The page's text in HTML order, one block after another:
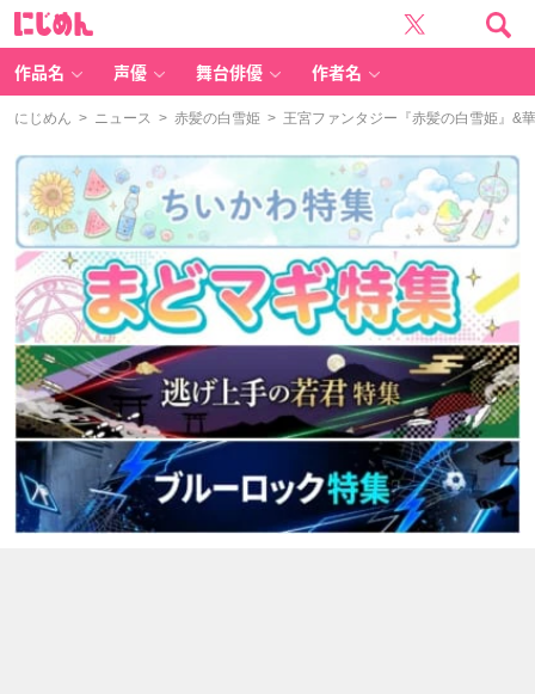
作品名 声優 舞台俳優 作者名
にじめん > ニュース > 赤髪の白雪姫 > 王宮ファンタジー『赤髪の白雪姫』&